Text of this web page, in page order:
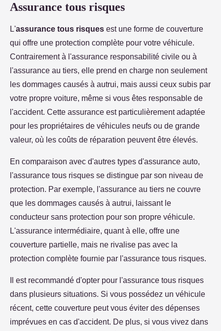
Assurance tous risques
L'assurance tous risques est une forme de couverture
qui offre une protection complète pour votre véhicule.
Contrairement à l'assurance responsabilité civile ou à
l'assurance au tiers, elle prend en charge non seulement
les dommages causés à autrui, mais aussi ceux subis par
votre propre voiture, même si vous êtes responsable de
l'accident. Cette assurance est particulièrement adaptée
pour les propriétaires de véhicules neufs ou de grande
valeur, où les coûts de réparation peuvent être élevés.
En comparaison avec d'autres types d'assurance auto,
l'assurance tous risques se distingue par son niveau de
protection. Par exemple, l'assurance au tiers ne couvre
que les dommages causés à autrui, laissant le
conducteur sans protection pour son propre véhicule.
L'assurance intermédiaire, quant à elle, offre une
couverture partielle, mais ne rivalise pas avec la
protection complète fournie par l'assurance tous risques.
Il est recommandé d'opter pour l'assurance tous risques
dans plusieurs situations. Si vous possédez un véhicule
récent, cette couverture peut vous éviter des dépenses
imprévues en cas d'accident. De plus, si vous vivez dans